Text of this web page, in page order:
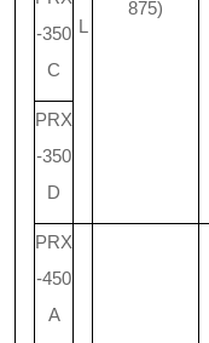
L
875)
-350
C
PRX
-350
D
PRX
-450
A